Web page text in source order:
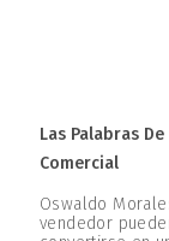
Las Palabras
Comercial
Oswaldo
vendedor